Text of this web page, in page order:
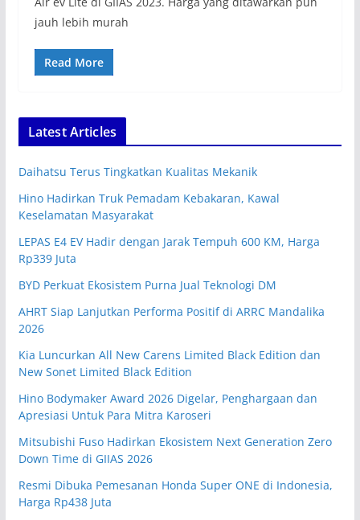
jauh lebih murah
Read More
Latest Articles
Daihatsu Terus Tingkatkan Kualitas Mekanik
Hino Hadirkan Truk Pemadam Kebakaran, Kawal
Keselamatan Masyarakat
LEPAS E4 EV Hadir dengan Jarak Tempuh 600 KM, Harga
Rp339 Juta
BYD Perkuat Ekosistem Purna Jual Teknologi DM
AHRT Siap Lanjutkan Performa Positif di ARRC Mandalika
2026
Kia Luncurkan All New Carens Limited Black Edition dan
New Sonet Limited Black Edition
Hino Bodymaker Award 2026 Digelar, Penghargaan dan
Apresiasi Untuk Para Mitra Karoseri
Mitsubishi Fuso Hadirkan Ekosistem Next Generation Zero
Down Time di GIIAS 2026
Resmi Dibuka Pemesanan Honda Super ONE di Indonesia,
Harga Rp438 Juta